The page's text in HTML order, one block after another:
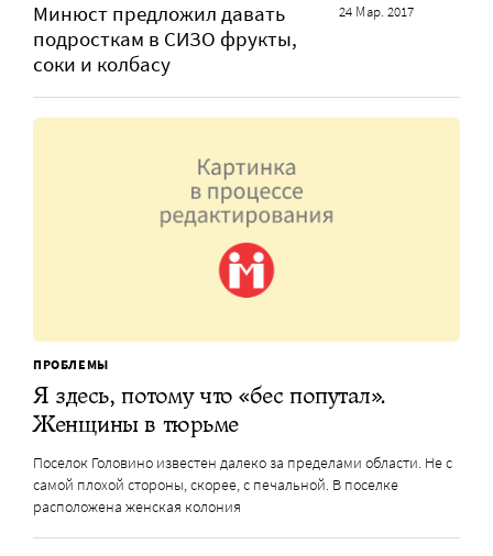
Минюст предложил давать
подросткам в СИЗО фрукты,
соки и колбасу
24 Мар. 2017
ПРОБЛЕМЫ
Я здесь, потому что «бес попутал».
Женщины в тюрьме
Поселок Головино известен далеко за пределами области. Не с
самой плохой стороны, скорее, с печальной. В поселке
расположена женская колония